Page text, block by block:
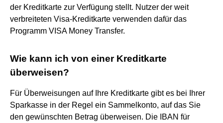
der Kreditkarte zur Verfügung stellt. Nutzer der weit
verbreiteten Visa-Kreditkarte verwenden dafür das
Programm VISA Money Transfer.
Wie kann ich von einer Kreditkarte
überweisen?
Für Überweisungen auf Ihre Kreditkarte gibt es bei Ihrer
Sparkasse in der Regel ein Sammelkonto, auf das Sie
den gewünschten Betrag überweisen. Die IBAN für